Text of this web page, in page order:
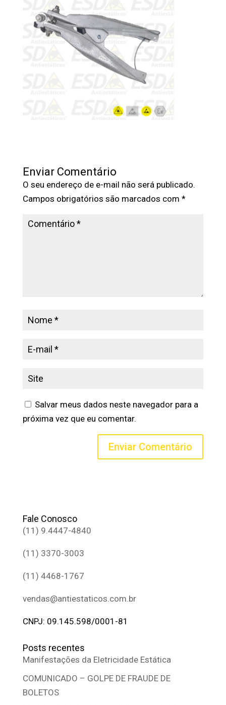
Enviar Comentário
O seu endereço de e-mail não será publicado.
Campos obrigatórios são marcados com *
Salvar meus dados neste navegador para a
próxima vez que eu comentar.
Fale Conosco
(11) 9.4447-4840
(11) 3370-3003
(11) 4468-1767
vendas@antiestaticos.com.br
CNPJ: 09.145.598/0001-81
Posts recentes
Manifestações da Eletricidade Estática
COMUNICADO – GOLPE DE FRAUDE DE
BOLETOS